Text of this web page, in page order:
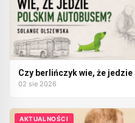
Czy berlińczyk wie, że
02 sie 2026
AKTUALNOŚCI